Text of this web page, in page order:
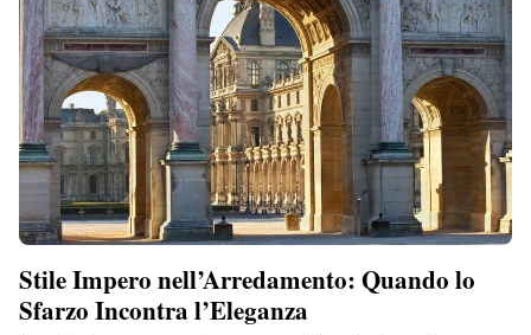
Stile Impero nell’Arredamento: Quando lo
Sfarzo Incontra l’Eleganza